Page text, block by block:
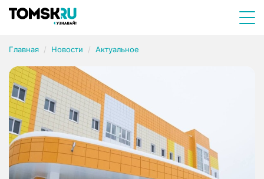
Главная Новости Актуальное